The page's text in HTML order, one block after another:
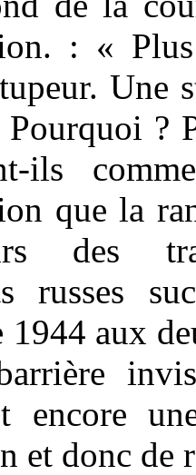
: «
Une
Pourquoi ?
ils
que la
des
russes
aux
encore
et donc de